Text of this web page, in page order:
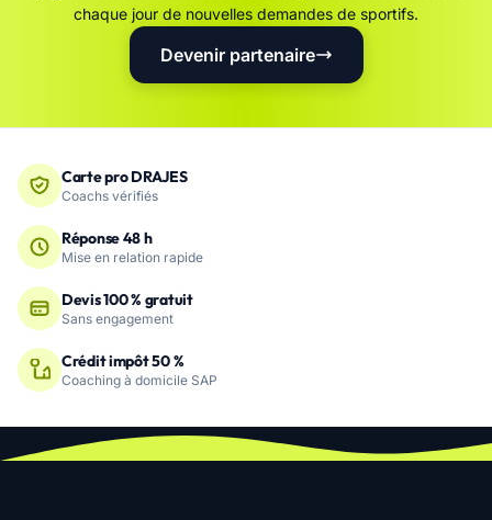
chaque jour de nouvelles demandes de sportifs.
Devenir partenaire
Carte pro DRAJES
Coachs vérifiés
Réponse 48 h
Mise en relation rapide
Devis 100 % gratuit
Sans engagement
Crédit impôt 50 %
Coaching à domicile SAP